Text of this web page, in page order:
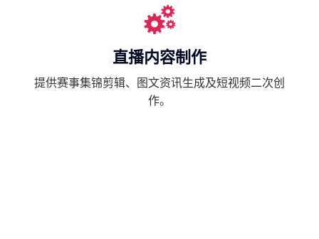
直播内容制作
提供赛事集锦剪辑、图文资讯生成及短视频二次创
作。